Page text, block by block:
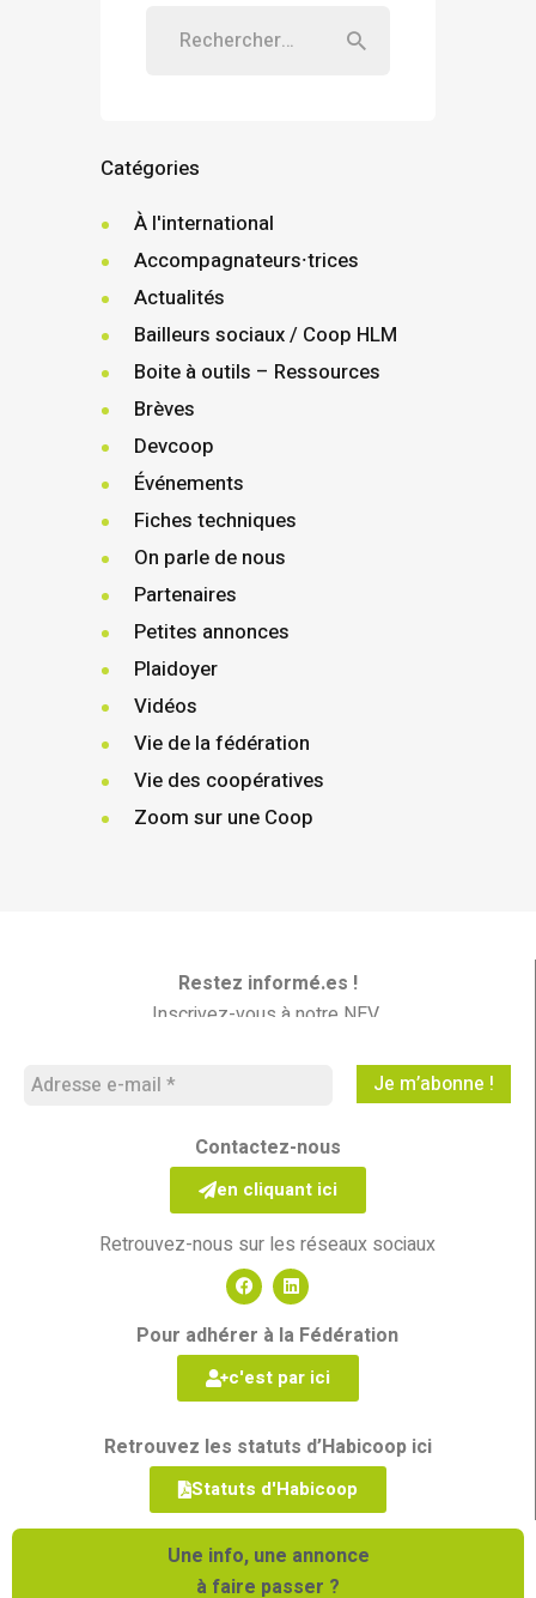
Catégories
À l'international
Accompagnateurs⸱trices
Actualités
Bailleurs sociaux / Coop HLM
Boite à outils – Ressources
Brèves
Devcoop
Événements
Fiches techniques
On parle de nous
Partenaires
Petites annonces
Plaidoyer
Vidéos
Vie de la fédération
Vie des coopératives
Zoom sur une Coop
Restez informé.es !
Inscrivez-vous à notre NEV
Contactez-nous
en cliquant ici
Retrouvez-nous sur les réseaux sociaux
Pour adhérer à la Fédération
c'est par ici
Retrouvez les statuts d’Habicoop ici
Statuts d'Habicoop
Une info, une annonce
à faire passer ?